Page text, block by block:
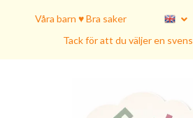
Våra barn ♥ Bra saker
Tack för att du väljer en